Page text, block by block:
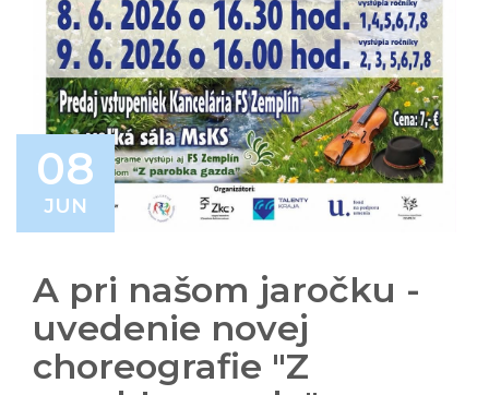
08
JUN
A pri našom jaročku -
uvedenie novej
choreografie "Z